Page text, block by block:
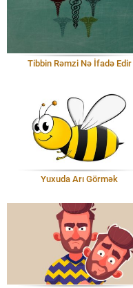
Tibbin Rəmzi Nə İfadə Edir
Yuxuda Arı Görmək